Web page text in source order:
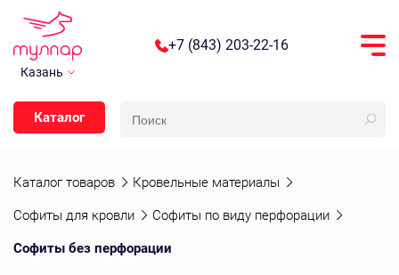
Казань
+7 (843) 203-22-16
Каталог
Каталог товаров Кровельные материалы
Софиты для кровли Софиты по виду перфорации
Софиты без перфорации